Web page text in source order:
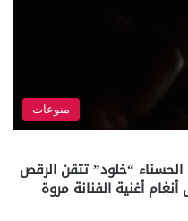
منوعات
الحسناء “خلود” تتقن الرقص
أغنية الفنانة مروة